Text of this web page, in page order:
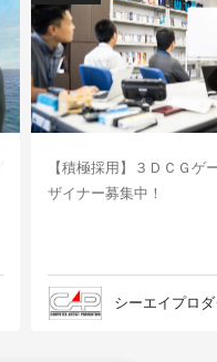
【積極採用】３ＤＣＧゲ
ザイナー募集中！
シーエイプロ